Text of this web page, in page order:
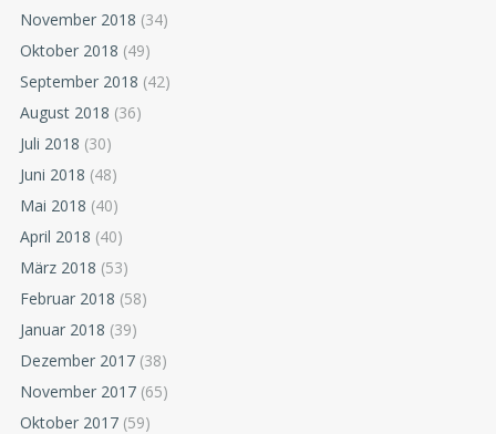
November 2018 (34)
Oktober 2018 (49)
September 2018 (42)
August 2018 (36)
Juli 2018 (30)
Juni 2018 (48)
Mai 2018 (40)
April 2018 (40)
März 2018 (53)
Februar 2018 (58)
Januar 2018 (39)
Dezember 2017 (38)
November 2017 (65)
Oktober 2017 (59)